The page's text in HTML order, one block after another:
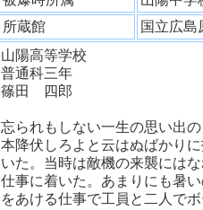
所蔵館
国立広
山陽高等学校
普通科三年
篠田 四郎
忘られもしない一生の思い出
本降伏しろよと云はぬばかり
いた。当時は敵機の来襲には
仕事に着いた。あまりにも暑
をあける仕事で工員と二人で